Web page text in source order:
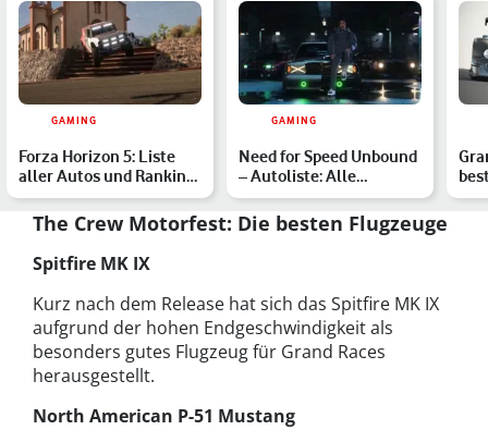
GAMING
Forza Horizon 5: Liste
aller Autos und Ranking
der schnellsten Wa…
GAMING
Need for Speed Unbound
– Autoliste: Alle
bestätigten Fahrzeuge
im…
im
The Crew Motorfest: Die besten Flugzeuge
Spitfire MK IX
Kurz nach dem Release hat sich das Spitfire MK IX
aufgrund der hohen Endgeschwindigkeit als
besonders gutes Flugzeug für Grand Races
herausgestellt.
North American P-51 Mustang